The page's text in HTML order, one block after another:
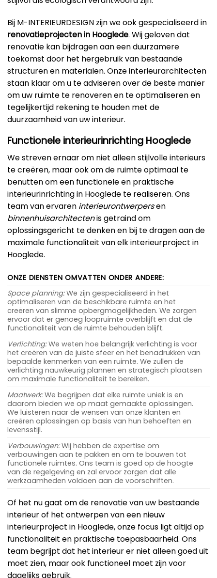
Bij M-INTERIEURDESIGN zijn we ook gespecialiseerd in
renovatieprojecten in Hooglede. Wij geloven dat
renovatie kan bijdragen aan een duurzamere
toekomst door het hergebruik van bestaande
structuren en materialen. Onze interieurarchitecten
staan klaar om u te adviseren over de beste manier
om uw ruimte te renoveren en te optimaliseren en
tegelijkertijd rekening te houden met de
duurzaamheid van uw interieur.
Functionele interieurinrichting Hooglede
We streven ernaar om niet alleen stijlvolle interieurs
te creëren, maar ook om de ruimte optimaal te
benutten om een functionele en praktische
interieurinrichting in Hooglede te realiseren. Ons
team van ervaren interieurontwerpersen
binnenhuisarchitectenis getraind om
oplossingsgericht te denken en bij te dragen aan de
maximale functionaliteit van elk interieurproject in
Hooglede.
ONZE DIENSTEN OMVATTEN ONDER ANDERE:
Space planning:We zijn gespecialiseerd in het
optimaliseren van de beschikbare ruimte en het
creëren van slimme opbergmogelijkheden. We zorgen
ervoor dat er genoeg loopruimte overblijft en dat de
functionaliteit van de ruimte behouden blijft.
Verlichting:We weten hoe belangrijk verlichting is voor
het creëren van de juiste sfeer en het benadrukken van
bepaalde kenmerken van een ruimte. We zullen de
verlichting nauwkeurig plannen en strategisch plaatsen
om maximale functionaliteit te bereiken.
Maatwerk:We begrijpen dat elke ruimte uniek is en
daarom bieden we op maat gemaakte oplossingen.
We luisteren naar de wensen van onze klanten en
creëren oplossingen op basis van hun behoeften en
levensstijl.
Verbouwingen:Wij hebben de expertise om
verbouwingen aan te pakken en om te bouwen tot
functionele ruimtes. Ons team is goed op de hoogte
van de regelgeving en zal ervoor zorgen dat alle
werkzaamheden voldoen aan de voorschriften.
Of het nu gaat om de renovatie van uw bestaande
interieur of het ontwerpen van een nieuw
interieurproject in Hooglede, onze focus ligt altijd op
functionaliteit en praktische toepasbaarheid. Ons
team begrijpt dat het interieur er niet alleen goed uit
moet zien, maar ook functioneel moet zijn voor
dagelijks gebruik.